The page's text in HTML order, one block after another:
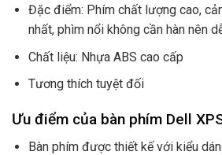
Đặc điểm: Phím chất lượng cao,
nhất, phìm nổi không cần hàn nên
Chất liệu: Nhựa ABS cao cấp
Tương thích tuyệt đối
Ưu điểm của bàn phím Dell
Bàn phím được thiết kế với kiểu